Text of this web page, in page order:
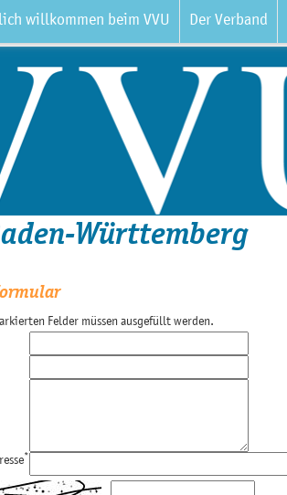
Württemberg
Felder müssen ausgefüllt werden.
*
willkommen beim VVU Der Verband